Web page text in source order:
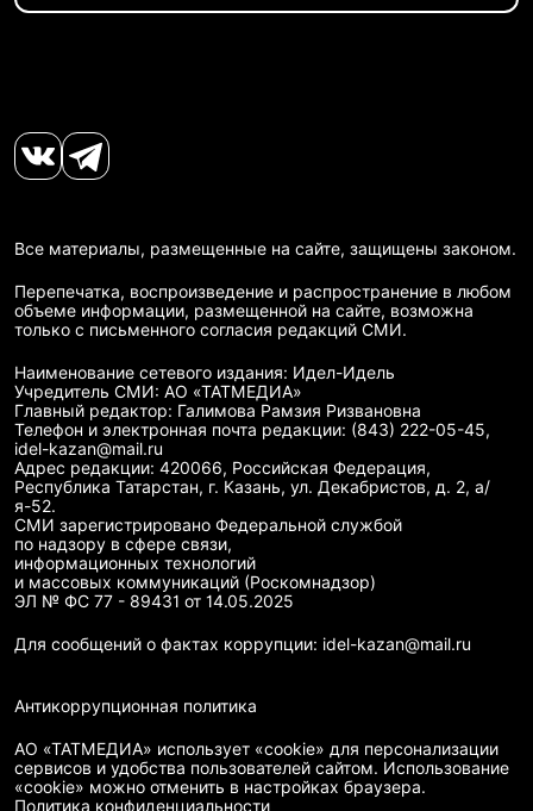
Все материалы, размещенные на сайте, защищены законом.
Перепечатка, воспроизведение и распространение в любом
объеме информации, размещенной на сайте, возможна
только с письменного согласия редакций СМИ.
Наименование сетевого издания: Идел-Идель
Учредитель СМИ: АО «ТАТМЕДИА»
Главный редактор: Галимова Рамзия Ризвановна
Телефон и электронная почта редакции: (843) 222-05-45,
idel-kazan@mail.ru
Адрес редакции: 420066, Российская Федерация,
Республика Татарстан, г. Казань, ул. Декабристов, д. 2, а/
я-52.
СМИ зарегистрировано Федеральной службой
по надзору в сфере связи,
информационных технологий
и массовых коммуникаций (Роскомнадзор)
ЭЛ № ФС 77 - 89431 от 14.05.2025
Для сообщений о фактах коррупции: idel-kazan@mail.ru
Антикоррупционная политика
АО «ТАТМЕДИА» использует «cookie» для персонализации
сервисов и удобства пользователей сайтом. Использование
«cookie» можно отменить в настройках браузера.
Политика конфиденциальности